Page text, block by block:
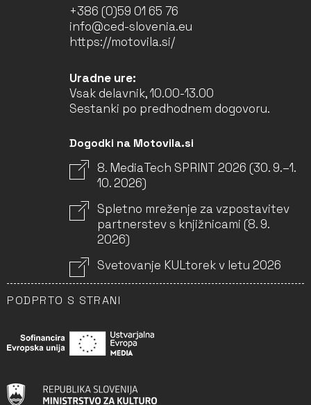
+386 (0)59 01 65 76
info@ced-slovenia.eu
https://motovila.si/
Uradne ure:
Vsak delavnik, 10.00-13.00
Sestanki po predhodnem dogovoru.
Dogodki na Motovila.si
8. MediaTech SPRINT 2026 (30. 9.–1.
10. 2026)
Spletno mreženje za vzpostavitev
partnerstev s knjižnicami (8. 9.
2026)
Svetovanje KULtorek v letu 2026
PODPRTO S STRANI